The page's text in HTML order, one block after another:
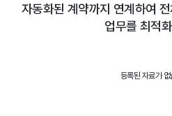
자동화된 계약까지 연계하여
업무를 최적
등록된 자료가 없